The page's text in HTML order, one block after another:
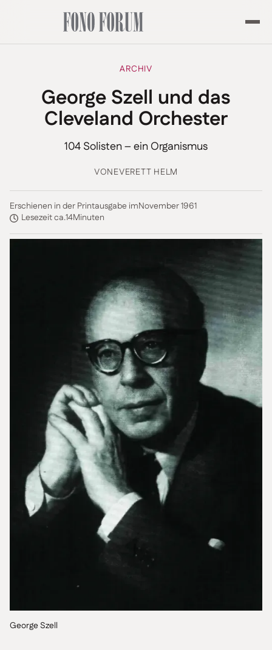
ARCHIV
George Szell und das
Cleveland Orchester
104 Solisten – ein Organismus
VONEVERETT HELM
Erschienen in der Printausgabe imNovember 1961
Lesezeit ca.14Minuten
George Szell